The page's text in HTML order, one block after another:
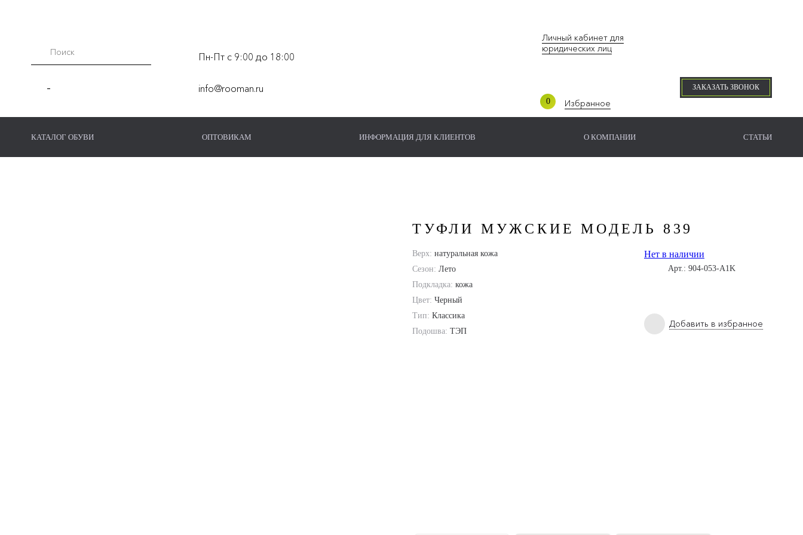
-
Пн-Пт с 9:00 до 18:00
info@rooman.ru
Личный кабинет для
юридических лиц
ЗАКАЗАТЬ ЗВОНОК
0 Избранное
КАТАЛОГ ОБУВИ ОПТОВИКАМ ИНФОРМАЦИЯ ДЛЯ КЛИЕНТОВ О КОМПАНИИ СТАТЬИ
ТУФЛИ МУЖСКИЕ МОДЕЛЬ 839
Верх: натуральная кожа
Сезон: Лето
Подкладка: кожа
Цвет: Черный
Тип: Классика
Подошва: ТЭП
Нет в наличии
Арт.: 904-053-A1K
Добавить в избранное